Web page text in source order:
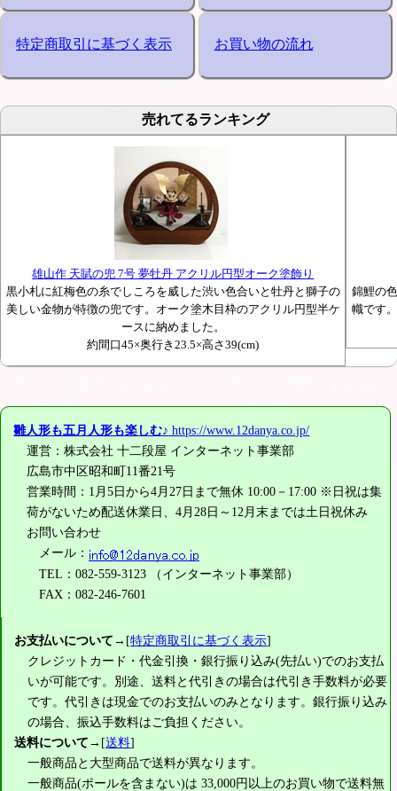
特定商取引に基づく表示 お買い物の流れ
売れてるランキング
雄山作 天賦の兜 7号 夢牡丹 アクリル円型オーク塗飾り
黒小札に紅梅色の糸でしころを威した渋い色合いと牡丹と獅子の
美しい金物が特徴の兜です。オーク塗木目枠のアクリル円型半ケ
ースに納めました。
約間口45×奥行き23.5×高さ39(cm)
錦鯉の
幟です
雛人形も五月人形も楽しむ♪ https://www.12danya.co.jp/
運営：株式会社 十二段屋 インターネット事業部
広島市中区昭和町11番21号
営業時間：1月5日から4月27日まで無休 10:00－17:00 ※日祝は集
荷がないため配送休業日、4月28日～12月末までは土日祝休み
お問い合わせ
メール：
TEL：082-559-3123 （インターネット事業部）
FAX：082-246-7601
お支払いについて→[特定商取引に基づく表示]
クレジットカード・代金引換・銀行振り込み(先払い)でのお支払
いが可能です。別途、送料と代引きの場合は代引き手数料が必要
です。代引きは現金でのお支払いのみとなります。銀行振り込み
の場合、振込手数料はご負担ください。
送料について→[送料]
一般商品と大型商品で送料が異なります。
一般商品(ポールを含まない)は 33,000円 以上のお買い物で送料無